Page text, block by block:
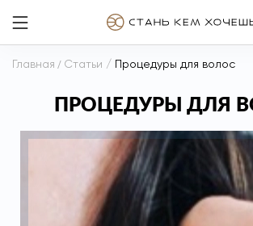
Главная / Статьи / Процедуры для волос
ПРОЦЕДУРЫ ДЛЯ